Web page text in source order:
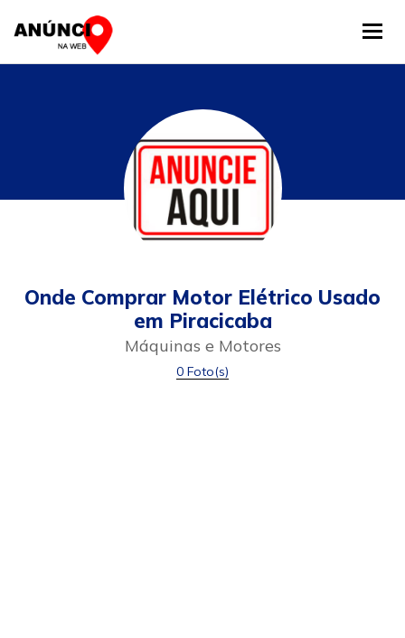
Onde Comprar Motor Elétrico Usado
em Piracicaba
Máquinas e Motores
0 Foto(s)